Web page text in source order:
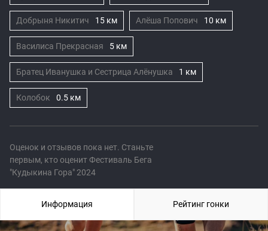
Оценок и отзывов пока нет. Станьте
первым, кто оценит Фестиваль Бега
"Кудыкина Гора" 2024
Добрыня Никитич 15 км Алёша Попович 10 км
Василиса Прекрасная 5 км
Братец Иванушка и Сестрица Алёнушка 1 км
Колобок 0.5 км
Информация Рейтинг гонки